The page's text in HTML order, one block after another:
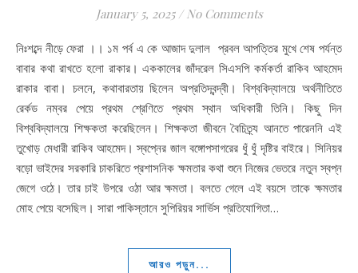
January 5, 2025 / No Comments
নিঃশব্দে নীড়ে ফেরা ।। ১ম পর্ব এ কে আজাদ দুলাল প্রবল আপত্তির মুখে শেষ পর্যন্ত
বাবার কথা রাখতে হলো রাকার। এককালের জাঁদরেল সিএসপি কর্মকর্তা রাকিব আহমেদ
রাকার বাবা। চলনে, কথাবারতায় ছিলেন অপ্রতিদ্বন্দ্বী। বিশ্ববিদ্যালয়ে অর্থনীতিতে
রের্কড নম্বর পেয়ে প্রথম শ্রেণিতে প্রথম স্থান অধিকারী তিনি। কিছু দিন
বিশ্ববিদ্যালয়ে শিক্ষকতা করেছিলেন। শিক্ষকতা জীবনে বৈচিত্র্য আনতে পারেননি এই
তুখোড় মেধারী রাকিব আহমেদ। স্বপ্নের জাল বঙ্গোপসাগরের ধুঁ ধুঁ দৃষ্টির বাইরে। সিনিয়র
বড়ো ভাইদের সরকারি চাকরিতে প্রশাসনিক ক্ষমতার কথা শুনে নিজের ভেতরে নতুন স্বপ্ন
জেগে ওঠে। তার চাই উপরে ওঠা আর ক্ষমতা। বলতে গেলে এই বয়সে তাকে ক্ষমতার
মোহ পেয়ে বসেছিল। সারা পাকিস্তানে সুপিরিয়র সার্ভিস প্রতিযোগিতা…
আরও পড়ুন...